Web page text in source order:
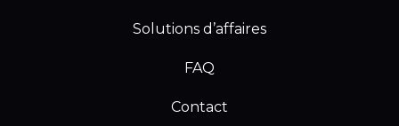
Solutions d’affaires
FAQ
Contact